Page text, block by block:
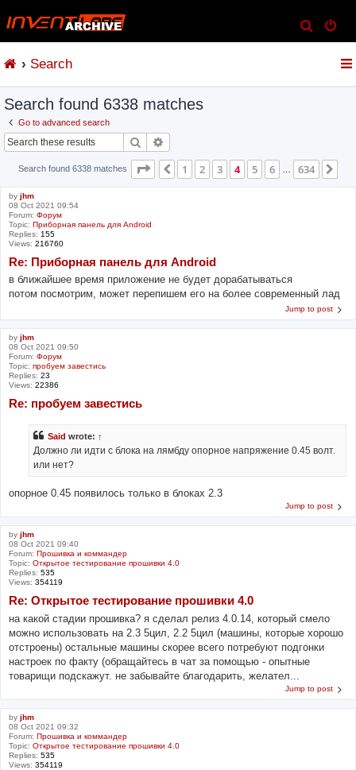
e
Search
Search found 6338 matches
Go to advanced search
Search
Search found 6338 matches Page of 634
Previous
1 2 3 4 5 6 634
by jhm
08 Oct 2021 09:54
Forum: Форум
Topic: Приборная панель для Android
Replies: 155
Views: 216760
Re: Приборная панель для Android
в ближайшее время приложение не будет дорабатываться
потом посмотрим, может перепишем его на более современный лад
Jump to post
by jhm
08 Oct 2021 09:50
Forum: Форум
Topic: пробуем завестись
Replies: 23
Views: 22386
Re: пробуем завестись
Said wrote: ↑
Должно ли идти с блока на лямбду опорное напряжение 0.45 волт.
или нет?
опорное 0.45 появилось только в блоках 2.3
Jump to post
by jhm
08 Oct 2021 09:40
Forum: Прошивка и коммандер
Topic: Открытое тестирование прошивки 4.0
Replies: 535
Views: 354119
Re: Открытое тестирование прошивки 4.0
на какой стадии прошивка? я сделал релиз 4.0.14, который смело
можно использовать на 2.3 5цил, 2.2 5цил (машины, которые хорошо
отстроены) остальные машины скорее всего потребуют подгонки
настроек по факту (обращайтесь в чат за помощью - опытные
товарищи подскажут. не забывайте благодарить, желател...
Jump to post
by jhm
08 Oct 2021 09:32
Forum: Прошивка и коммандер
Topic: Открытое тестирование прошивки 4.0
Replies: 535
Views: 354119